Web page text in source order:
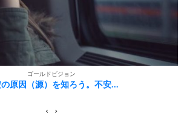
ゴールドビジョン
原因（源）を知ろう。不安...
‹ ›